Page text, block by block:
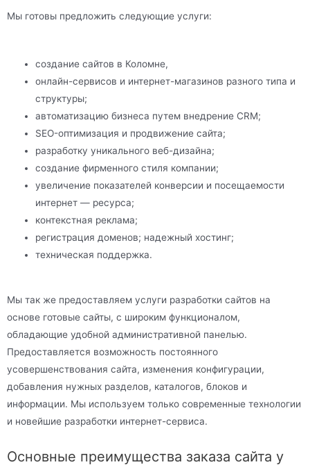
Мы готовы предложить следующие услуги:
создание сайтов в Коломне,
онлайн-сервисов и интернет-магазинов разного типа и
структуры;
автоматизацию бизнеса путем внедрение CRM;
SEO-оптимизация и продвижение сайта;
разработку уникального веб-дизайна;
создание фирменного стиля компании;
увеличение показателей конверсии и посещаемости
интернет — ресурса;
контекстная реклама;
регистрация доменов; надежный хостинг;
техническая поддержка.
Мы так же предоставляем услуги разработки сайтов на
основе готовые сайты, с широким функционалом,
обладающие удобной административной панелью.
Предоставляется возможность постоянного
усовершенствования сайта, изменения конфигурации,
добавления нужных разделов, каталогов, блоков и
информации. Мы используем только современные технологии
и новейшие разработки интернет-сервиса.
Основные преимущества заказа сайта у